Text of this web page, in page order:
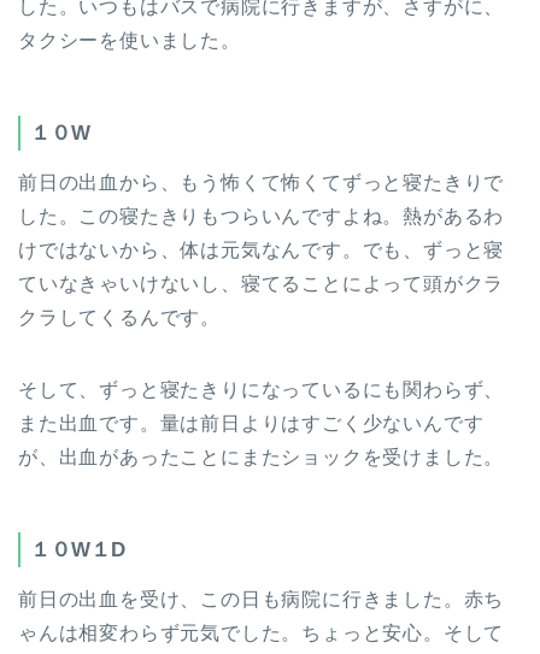
した。いつもはバスで病院に行きますが、さすがに、
タクシーを使いました。
１０W
前日の出血から、もう怖くて怖くてずっと寝たきりで
した。この寝たきりもつらいんですよね。熱があるわ
けではないから、体は元気なんです。でも、ずっと寝
ていなきゃいけないし、寝てることによって頭がクラ
クラしてくるんです。
そして、ずっと寝たきりになっているにも関わらず、
また出血です。量は前日よりはすごく少ないんです
が、出血があったことにまたショックを受けました。
１０W１D
前日の出血を受け、この日も病院に行きました。赤ち
ゃんは相変わらず元気でした。ちょっと安心。そして